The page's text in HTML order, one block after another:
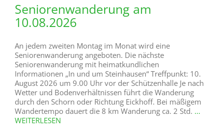
Seniorenwanderung am
10.08.2026
An jedem zweiten Montag im Monat wird eine
Seniorenwanderung angeboten. Die nächste
Seniorenwanderung mit heimatkundlichen
Informationen „In und um Steinhausen“ Treffpunkt: 10.
August 2026 um 9.00 Uhr vor der Schützenhalle Je nach
Wetter und Bodenverhältnissen führt die Wanderung
durch den Schorn oder Richtung Eickhoff. Bei mäßigem
Wandertempo dauert die 8 km Wanderung ca. 2 Std. ...
WEITERLESEN